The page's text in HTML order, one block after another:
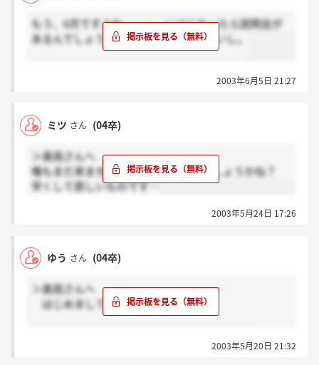
もう、6月ですよね・・・。いつになったら説明会が
あるんでしょう？HPも更新されていないし。
2003年6月5日 21:27
ミツ さん (04卒)
＞美雨さんへ
俺もまだ来ません。どうなってるのでしょうかね？
早くして欲しいものです…
2003年5月24日 17:26
ゆう さん (04卒)
＞美雨さんへ
はじめまして！
2003年5月20日 21:32